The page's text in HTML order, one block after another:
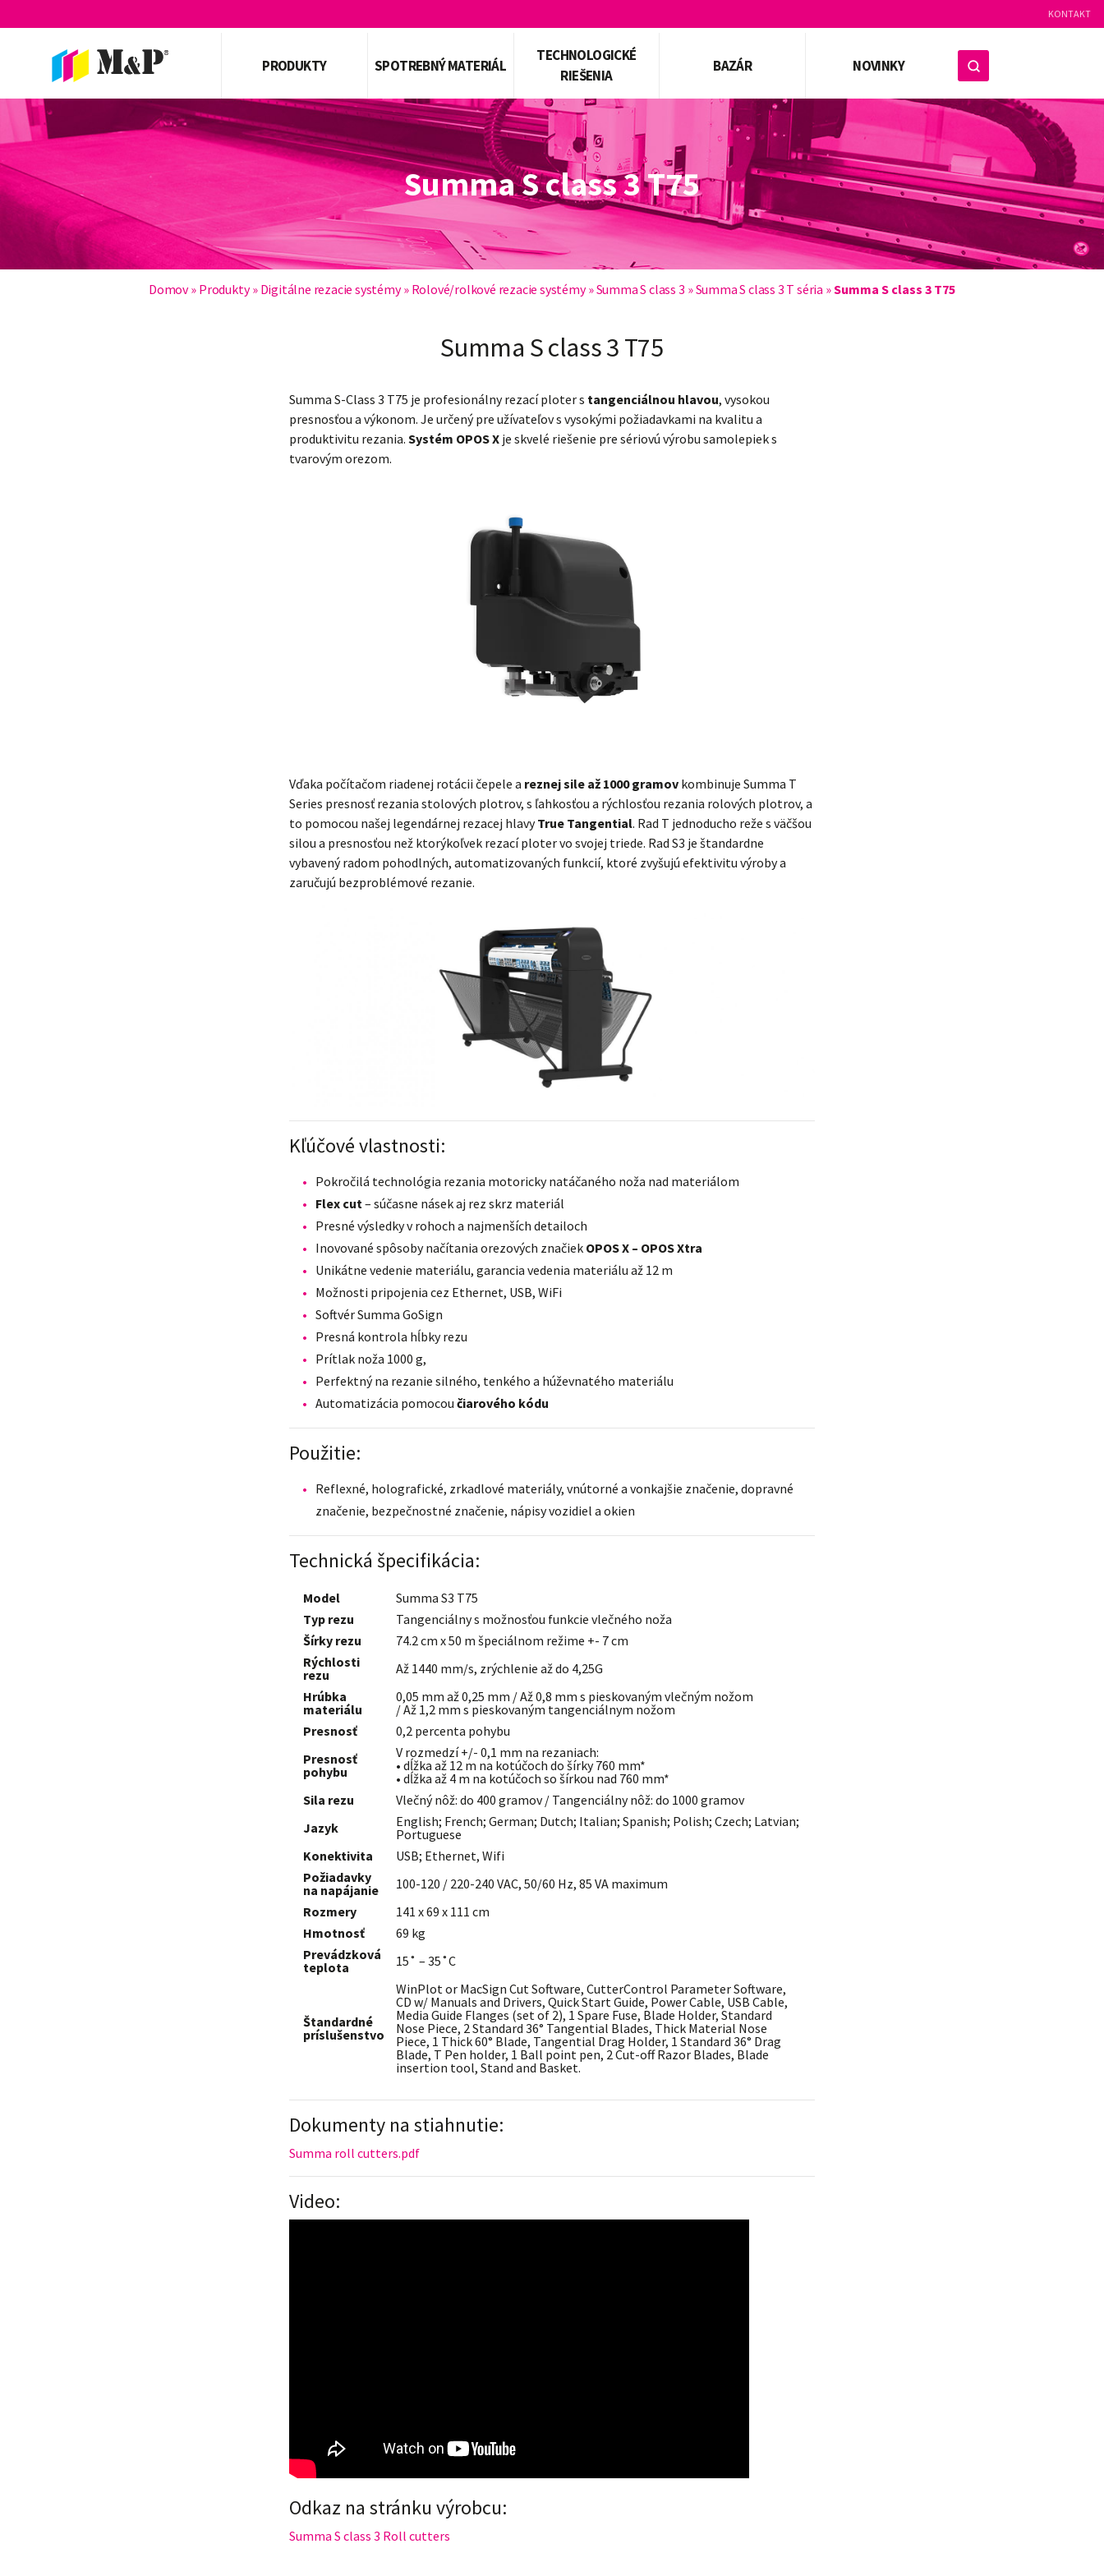
KONTAKT
PRODUKTY SPOTREBNÝ MATERIÁL
TECHNOLOGICKÉ
RIEŠENIA
BAZÁR NOVINKY
Summa S class 3 T75
Domov» Produkty» Digitálne rezacie systémy» Rolové/rolkové rezacie systémy»Summa S class 3 »Summa S class 3 T séria »Summa S class 3 T75
Summa S class 3 T75
Summa S-Class 3 T75 je profesionálny rezací ploter s tangenciálnou hlavou, vysokou
presnosťou a výkonom. Je určený pre užívateľov s vysokými požiadavkami na kvalitu a
produktivitu rezania. Systém OPOS X je skvelé riešenie pre sériovú výrobu samolepiek s
tvarovým orezom.
Vďaka počítačom riadenej rotácii čepele a reznej sile až 1000 gramov kombinuje Summa T
Series presnosť rezania stolových plotrov, s ľahkosťou a rýchlosťou rezania rolových plotrov, a
to pomocou našej legendárnej rezacej hlavyTrue Tangential. Rad T jednoducho reže s väčšou
silou a presnosťou než ktorýkoľvek rezací ploter vo svojej triede. Rad S3 je štandardne
vybavený radom pohodlných, automatizovaných funkcií, ktoré zvyšujú efektivitu výroby a
zaručujú bezproblémové rezanie.
Kľúčové vlastnosti:
Pokročilá technológia rezania motoricky natáčaného noža nad materiálom
Flex cut– súčasne násek aj rez skrz materiál
Presné výsledky v rohoch a najmenších detailoch
Inovované spôsoby načítania orezových značiek OPOS X – OPOS Xtra
Unikátne vedenie materiálu, garancia vedenia materiálu až 12 m
Možnosti pripojenia cez Ethernet, USB, WiFi
Softvér Summa GoSign
Presná kontrola hĺbky rezu
Prítlak noža 1000 g,
Perfektný na rezanie silného, ​​tenkého a húževnatého materiálu
Automatizácia pomocou čiarového kódu
Použitie:
Reflexné, holografické, zrkadlové materiály, vnútorné a vonkajšie značenie, dopravné
značenie, bezpečnostné značenie, nápisy vozidiel a okien
Technická špecifikácia:
Model
Summa S3 T75
Typ rezu
Tangenciálny s možnosťou funkcie vlečného noža
Šírky rezu
74.2 cm x 50 m špeciálnom režime +- 7 cm
Rýchlosti
rezu
Až 1440 mm/s, zrýchlenie až do 4,25G
Hrúbka
materiálu
0,05 mm až 0,25 mm / Až 0,8 mm s pieskovaným vlečným nožom
/ Až 1,2 mm s pieskovaným tangenciálnym nožom
Presnosť
0,2 percenta pohybu
Presnosť
pohybu
V rozmedzí +/- 0,1 mm na rezaniach:
• dĺžka až 12 m na kotúčoch do šírky 760 mm*
• dĺžka až 4 m na kotúčoch so šírkou nad 760 mm*
Sila rezu
Vlečný nôž: do 400 gramov / Tangenciálny nôž: do 1000 gramov
Jazyk
English; French; German; Dutch; Italian; Spanish; Polish; Czech; Latvian;
Portuguese
Konektivita
USB; Ethernet, Wifi
Požiadavky
na napájanie
100-120 / 220-240 VAC, 50/60 Hz, 85 VA maximum
Rozmery
141 x 69 x 111 cm
Hmotnosť
69 kg
Prevádzková
teplota
15˚ – 35˚C
Štandardné
príslušenstvo
WinPlot or MacSign Cut Software, CutterControl Parameter Software,
CD w/ Manuals and Drivers, Quick Start Guide, Power Cable, USB Cable,
Media Guide Flanges (set of 2), 1 Spare Fuse, Blade Holder, Standard
Nose Piece, 2 Standard 36° Tangential Blades, Thick Material Nose
Piece, 1 Thick 60° Blade, Tangential Drag Holder, 1 Standard 36° Drag
Blade, T Pen holder, 1 Ball point pen, 2 Cut-off Razor Blades, Blade
insertion tool, Stand and Basket.
Dokumenty na stiahnutie:
Summa roll cutters.pdf
Video:
Odkaz na stránku výrobcu:
Summa S class 3 Roll cutters